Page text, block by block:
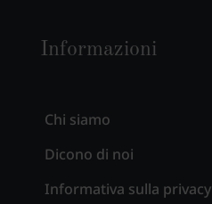
Informazioni
Chi siamo
Dicono di noi
Informativa sulla privacy